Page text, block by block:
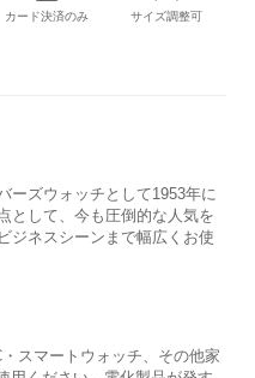
カード決済のみ サイズ調整可
ーズウォッチとして1953年に
として、今も圧倒的な人気を
ジネスシーンまで幅広くお使
スマートウォッチ、その他家